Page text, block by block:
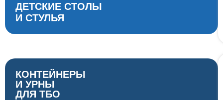
ДЕТСКИЕ СТОЛЫ
И СТУЛЬЯ
КОНТЕЙНЕРЫ
И УРНЫ
ДЛЯ ТБО